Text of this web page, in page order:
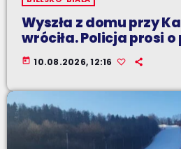
Wyszła z domu przy
wróciła. Policja prosi
today 10.08.2026, 12:16